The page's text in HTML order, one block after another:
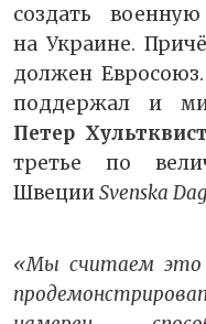
создать
на Украине.
должен
поддержал и
Петер Хультквист
третье по
ШвецииSvenska
«Мы считаем это